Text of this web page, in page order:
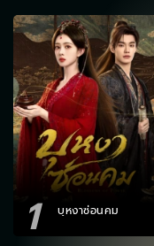
1 บุหงาซ่อนคม